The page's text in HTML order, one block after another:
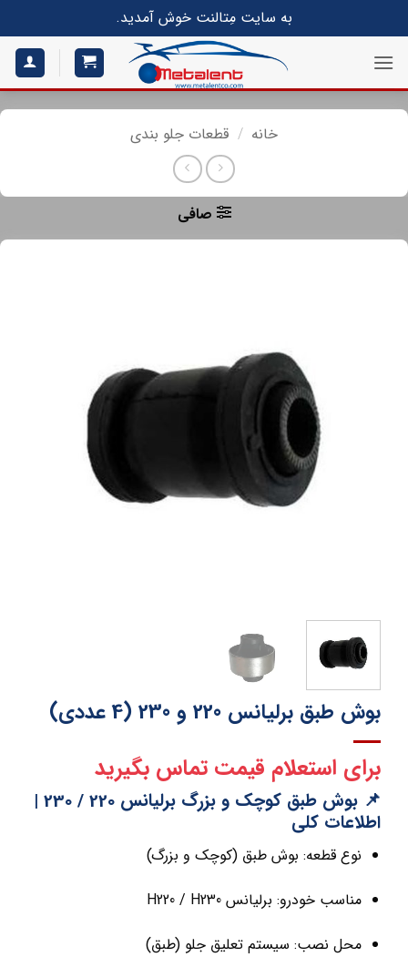
به سایت مِتالنت خوش آمدید.
خانه / قطعات جلو بندی
صافی
بوش طبق برلیانس 220 و 230 (4 عددی)
برای استعلام قیمت تماس بگیرید
📌 بوش طبق کوچک و بزرگ برلیانس 220 / 230 |
اطلاعات کلی
نوع قطعه: بوش طبق (کوچک و بزرگ)
مناسب خودرو: برلیانس H220 / H230
محل نصب: سیستم تعلیق جلو (طبق)